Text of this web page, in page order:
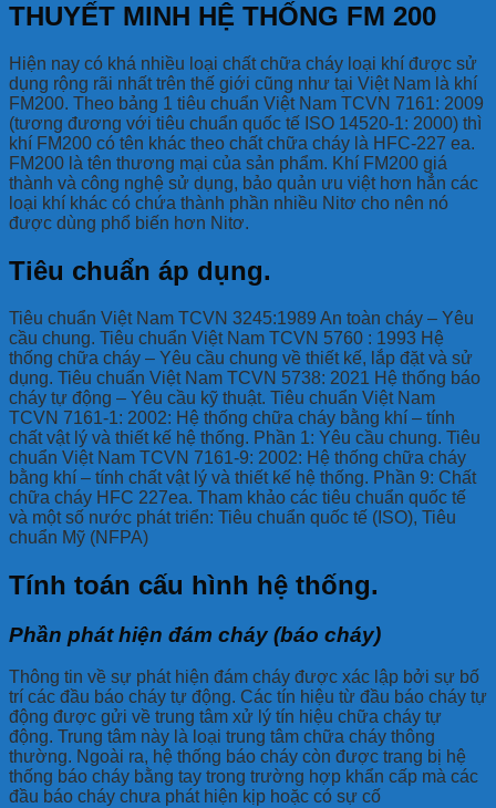
THUYẾT MINH HỆ THỐNG FM 200
Hiện nay có khá nhiều loại chất chữa cháy loại khí được sử
dụng rộng rãi nhất trên thế giới cũng như tại Việt Nam là khí
FM200. Theo bảng 1 tiêu chuẩn Việt Nam TCVN 7161: 2009
(tương đương với tiêu chuẩn quốc tế ISO 14520-1: 2000) thì
khí FM200 có tên khác theo chất chữa cháy là HFC-227 ea.
FM200 là tên thương mại của sản phẩm. Khí FM200 giá
thành và công nghệ sử dụng, bảo quản ưu việt hơn hẳn các
loại khí khác có chứa thành phần nhiều Nitơ cho nên nó
được dùng phổ biến hơn Nitơ.
Tiêu chuẩn áp dụng.
Tiêu chuẩn Việt Nam TCVN 3245:1989 An toàn cháy – Yêu
cầu chung. Tiêu chuẩn Việt Nam TCVN 5760 : 1993 Hệ
thống chữa cháy – Yêu cầu chung về thiết kế, lắp đặt và sử
dụng. Tiêu chuẩn Việt Nam TCVN 5738: 2021 Hệ thống báo
cháy tự động – Yêu cầu kỹ thuật. Tiêu chuẩn Việt Nam
TCVN 7161-1: 2002: Hệ thống chữa cháy bằng khí – tính
chất vật lý và thiết kế hệ thống. Phần 1: Yêu cầu chung. Tiêu
chuẩn Việt Nam TCVN 7161-9: 2002: Hệ thống chữa cháy
bằng khí – tính chất vật lý và thiết kế hệ thống. Phần 9: Chất
chữa cháy HFC 227ea. Tham khảo các tiêu chuẩn quốc tế
và một số nước phát triển: Tiêu chuẩn quốc tế (ISO), Tiêu
chuẩn Mỹ (NFPA)
Tính toán cấu hình hệ thống.
Phần phát hiện đám cháy (báo cháy)
Thông tin về sự phát hiện đám cháy được xác lập bởi sự bố
trí các đầu báo cháy tự động. Các tín hiệu từ đầu báo cháy tự
động được gửi về trung tâm xử lý tín hiệu chữa cháy tự
động. Trung tâm này là loại trung tâm chữa cháy thông
thường. Ngoài ra, hệ thống báo cháy còn được trang bị hệ
thống báo cháy bằng tay trong trường hợp khẩn cấp mà các
đầu báo cháy chưa phát hiện kịp hoặc có sự cố